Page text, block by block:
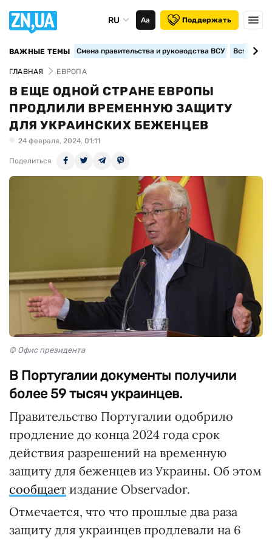
RU Аа Поддержать
ВАЖНЫЕ ТЕМЫ Смена правительства и руководства ВСУ
ГЛАВНАЯ ЕВРОПА
В ЕЩЕ ОДНОЙ СТРАНЕ ЕВРОПЫ
ПРОДЛИЛИ ВРЕМЕННУЮ ЗАЩИТУ
ДЛЯ УКРАИНСКИХ БЕЖЕНЦЕВ
24 февраля, 2024, 01:11
Поделиться
© Офис президента
В Португалии документы получили
более 59 тысяч украинцев.
Правительство Португалии одобрило
продление до конца 2024 года срок
действия разрешений на временную
защиту для беженцев из Украины. Об этом
сообщает издание Observador.
Отмечается, что что прошлые два раза
защиту для украинцев продлевали на 6